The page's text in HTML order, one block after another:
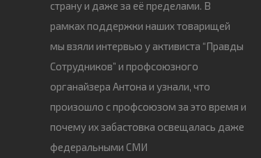
страну и даже за её пределами. В
рамках поддержки наших товарищей
мы взяли интервью у активиста “Правды
Сотрудников” и профсоюзного
органайзера Антона и узнали, что
произошло с профсоюзом за это время и
почему их забастовка освещалась даже
федеральными СМИ